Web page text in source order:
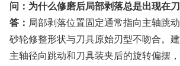
问：为什么修磨后局部剥落总是出现在
答： 局部剥落位置固定通常指向主轴跳
砂轮修整形状与刀具原始刃型不吻合。
主轴径向跳动和刀具装夹后的旋转偏摆